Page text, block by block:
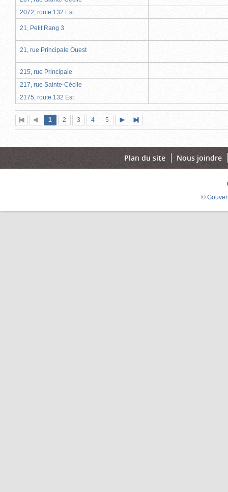
2072, route 132 Est
21, Petit Rang 3
21, rue Principale Ouest
215, rue Principale
217, rue Sainte-Cécile
2175, route 132 Est
Première
page
Page
précédente
Page
1 (page
actuelle)
Page
2 Page
3 Page
4 Page
5
suivante
page
Plan du site Nous joindre
©